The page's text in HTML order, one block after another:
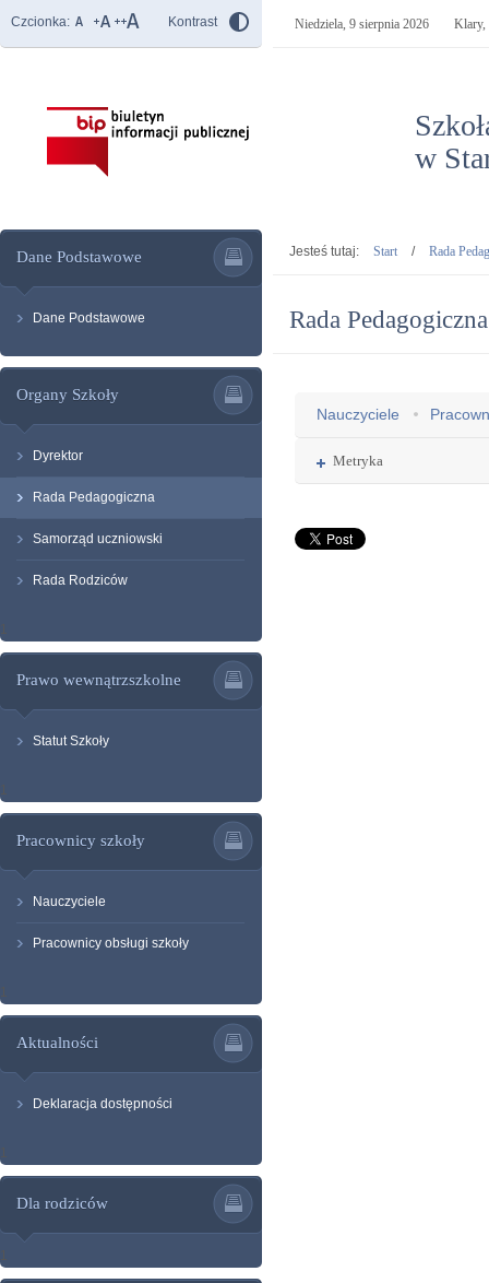
w
Czcionka: Kontrast Niedziela, 9 sierpnia 2026 Klary,
Dane Podstawowe
Dane Podstawowe
Organy Szkoły
Dyrektor
Rada Pedagogiczna
Samorząd uczniowski
Rada Rodziców
Prawo wewnątrzszkolne
Statut Szkoły
Pracownicy szkoły
Nauczyciele
Pracownicy obsługi szkoły
Aktualności
Deklaracja dostępności
Dla rodziców
Jesteś tutaj: Start / Rada
Rada Pedagogiczna
Nauczyciele
Rozwiń
Metryka